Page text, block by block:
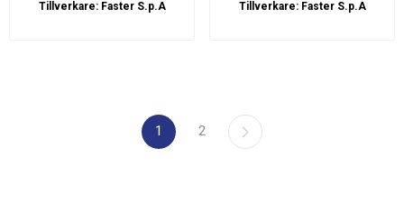
Tillverkare: Faster S.p.A Tillverkare: Faster S.p.A
1 2